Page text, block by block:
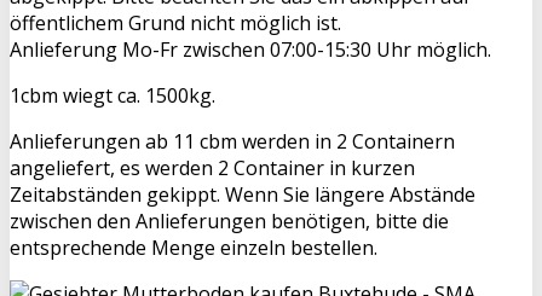
öffentlichem Grund nicht möglich ist.
Anlieferung Mo-Fr zwischen 07:00-15:30 Uhr möglich.
1cbm wiegt ca. 1500kg.
Anlieferungen ab 11 cbm werden in 2 Containern
angeliefert, es werden 2 Container in kurzen
Zeitabständen gekippt. Wenn Sie längere Abstände
zwischen den Anlieferungen benötigen, bitte die
entsprechende Menge einzeln bestellen.